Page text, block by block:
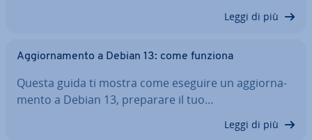
Leggi di più
Ag­gior­na­men­to a Debian 13: come funziona
Questa guida ti mostra come eseguire un ag­gior­na­
men­to a Debian 13, preparare il tuo…
Leggi di più